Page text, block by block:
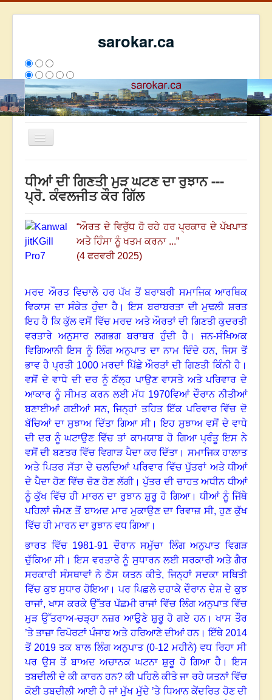
sarokar.ca
Toggle
ਰਚਨਾਵਾਂ
ਸੰਪਰਕ
We have 203 guests and no members online
2800661
ਇਸ ਹਫਤੇ28095
ਧੀਆਂ ਦੀ ਗਿਣਤੀ ਮੁੜ ਘਟਣ ਦਾ ਰੁਝਾਨ ---
ਪ੍ਰੋ. ਕੰਵਲਜੀਤ ਕੌਰ ਗਿੱਲ
“ਔਰਤ ਦੇ ਵਿਰੁੱਧ ਹੋ ਰਹੇ ਹਰ ਪ੍ਰਕਾਰ ਦੇ ਪੱਖਪਾਤ
ਅਤੇ ਹਿੰਸਾ ਨੂੰ ਖਤਮ ਕਰਨਾ ...”
(4 ਫਰਵਰੀ 2025)
ਮਰਦ ਔਰਤ ਵਿਚਾਲੇ ਹਰ ਪੱਖ ਤੋਂ ਬਰਾਬਰੀ ਸਮਾਜਿਕ ਆਰਥਿਕ
ਵਿਕਾਸ ਦਾ ਸੰਕੇਤ ਹੁੰਦਾ ਹੈ।ਇਸ ਬਰਾਬਰਤਾ ਦੀ ਮੁਢਲੀ ਸ਼ਰਤ
ਇਹ ਹੈ ਕਿ ਕੁੱਲ ਵਸੋਂ ਵਿੱਚ ਮਰਦ ਅਤੇ ਔਰਤਾਂ ਦੀ ਗਿਣਤੀ ਕੁਦਰਤੀ
ਵਰਤਾਰੇ ਅਨੁਸਾਰ ਲਗਭਗ ਬਰਾਬਰ ਹੁੰਦੀ ਹੈ ।ਜਨ-ਸੰਖਿਅਕ
ਵਿਗਿਆਨੀ ਇਸ ਨੂੰ ਲਿੰਗ ਅਨੁਪਾਤ ਦਾ ਨਾਮ ਦਿੰਦੇ ਹਨ, ਜਿਸ ਤੋਂ
ਭਾਵ ਹੈ ਪ੍ਰਤੀ 1000ਮਰਦਾਂ ਪਿੱਛੇ ਔਰਤਾਂ ਦੀ ਗਿਣਤੀ ਕਿੰਨੀ ਹੈ ।
ਵਸੋਂ ਦੇ ਵਾਧੇ ਦੀ ਦਰ ਨੂੰ ਠੱਲ੍ਹ ਪਾਉਣ ਵਾਸਤੇ ਅਤੇ ਪਰਿਵਾਰ ਦੇ
ਆਕਾਰ ਨੂੰ ਸੀਮਤ ਕਰਨ ਲਈ ਮੱਧ 1970ਵਿਆਂ ਦੌਰਾਨ ਨੀਤੀਆਂ
ਬਣਾਈਆਂ ਗਈਆਂ ਸਨ,ਜਿਨ੍ਹਾਂ ਤਹਿਤ ਇੱਕ ਪਰਿਵਾਰ ਵਿੱਚ ਦੋ
ਬੱਚਿਆਂ ਦਾ ਸੁਝਾਅ ਦਿੱਤਾ ਗਿਆ ਸੀ।ਇਹ ਸੁਝਾਅ ਵਸੋਂ ਦੇ ਵਾਧੇ
ਦੀ ਦਰ ਨੂੰ ਘਟਾਉਣ ਵਿੱਚ ਤਾਂ ਕਾਮਯਾਬ ਹੋ ਗਿਆ ਪ੍ਰੰਤੂ ਇਸ ਨੇ
ਵਸੋਂ ਦੀ ਬਣਤਰ ਵਿੱਚ ਵਿਗਾੜ ਪੈਦਾ ਕਰ ਦਿੱਤਾ । ਸਮਾਜਿਕ ਹਾਲਾਤ
ਅਤੇ ਪਿਤਰ ਸੱਤਾ ਦੇ ਚਲਦਿਆਂ ਪਰਿਵਾਰ ਵਿੱਚ ਪੁੱਤਰਾਂ ਅਤੇ ਧੀਆਂ
ਦੇ ਪੈਦਾ ਹੋਣ ਵਿੱਚ ਚੋਣ ਹੋਣ ਲੱਗੀ।ਪੁੱਤਰ ਦੀ ਚਾਹਤ ਅਧੀਨ ਧੀਆਂ
ਨੂੰ ਕੁੱਖ ਵਿੱਚ ਹੀ ਮਾਰਨ ਦਾ ਰੁਝਾਨ ਸ਼ੁਰੂ ਹੋ ਗਿਆ।ਧੀਆਂ ਨੂੰ ਜਿੱਥੇ
ਪਹਿਲਾਂ ਜੰਮਣ ਤੋਂ ਬਾਅਦ ਮਾਰ ਮੁਕਾਉਣ ਦਾ ਰਿਵਾਜ਼ ਸੀ, ਹੁਣ ਕੁੱਖ
ਵਿੱਚ ਹੀ ਮਾਰਨ ਦਾ ਰੁਝਾਨ ਵਧ ਗਿਆ।
ਭਾਰਤ ਵਿੱਚ 1981-91 ਦੌਰਾਨ ਸਮੁੱਚਾ ਲਿੰਗ ਅਨੁਪਾਤ ਵਿਗੜ
ਚੁੱਕਿਆ ਸੀ।ਇਸ ਵਰਤਾਰੇ ਨੂੰ ਸੁਧਾਰਨ ਲਈ ਸਰਕਾਰੀ ਅਤੇ ਗੈਰ
ਸਰਕਾਰੀ ਸੰਸਥਾਵਾਂ ਨੇ ਠੋਸ ਯਤਨ ਕੀਤੇ, ਜਿਨ੍ਹਾਂ ਸਦਕਾ ਸਥਿਤੀ
ਵਿੱਚ ਕੁਝ ਸੁਧਾਰ ਹੋਇਆ।ਪਰ ਪਿਛਲੇ ਦਹਾਕੇ ਦੌਰਾਨ ਦੇਸ਼ ਦੇ ਕੁਝ
ਰਾਜਾਂ,ਖਾਸ ਕਰਕੇ ਉੱਤਰ ਪੱਛਮੀ ਰਾਜਾਂ ਵਿੱਚ ਲਿੰਗ ਅਨੁਪਾਤ ਵਿੱਚ
ਮੁੜ ਉੱਤਰਾਅ-ਚੜ੍ਹਾ ਨਜ਼ਰ ਆਉਣੇ ਸ਼ੁਰੂ ਹੋ ਗਏ ਹਨ।ਖਾਸ ਤੌਰ
’ਤੇ ਤਾਜ਼ਾ ਰਿਪੋਰਟਾਂ ਪੰਜਾਬ ਅਤੇ ਹਰਿਆਣੇ ਦੀਆਂ ਹਨ। ਇੱਥੇ 2014
ਤੋਂ 2019ਤਕ ਬਾਲ ਲਿੰਗ ਅਨੁਪਾਤ (0-12 ਮਹੀਨੇ) ਵਧ ਰਿਹਾ ਸੀ
ਪਰ ਉਸ ਤੋਂ ਬਾਅਦ ਅਚਾਨਕ ਘਟਨਾ ਸ਼ੁਰੂ ਹੋ ਗਿਆ ਹੈ।ਇਸ
ਤਬਦੀਲੀ ਦੇ ਕੀ ਕਾਰਨ ਹਨ?ਕੀ ਪਹਿਲੇ ਕੀਤੇ ਜਾ ਰਹੇ ਯਤਨਾਂ ਵਿੱਚ
ਕੋਈ ਤਬਦੀਲੀ ਆਈ ਹੈ ਜਾਂ ਮੁੱਖ ਮੁੱਦੇ ’ਤੇ ਧਿਆਨ ਕੇਂਦਰਿਤ ਹੋਣ ਦੀ